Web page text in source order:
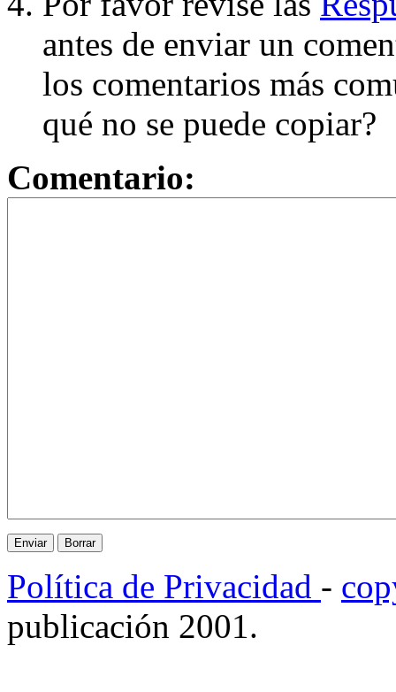
antes de enviar un
los comentarios más
qué no se puede copiar?
Comentario:
Política de Privacidad -
publicación 2001.